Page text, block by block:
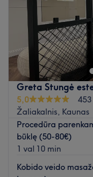
Greta Stungė
5,0
Žaliakalnis, Kaunas
Procedūra
būklę (50-80€)
1 val 10 min
Kobido veido